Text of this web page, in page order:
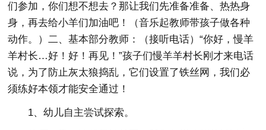
们参加，你们想不想去？那让我们先准备准备、热热身
身，再去给小羊们加油吧！（音乐起教师带孩子做各种
动作。）二、基本部分教师：（接听电话）“你好，慢羊
羊村长…好！好！再见！”孩子们慢羊羊村长刚才来电话
说，为了防止灰太狼捣乱，它们设置了铁丝网，我们必
须练好本领才能安全通过！
1、幼儿自主尝试探索。